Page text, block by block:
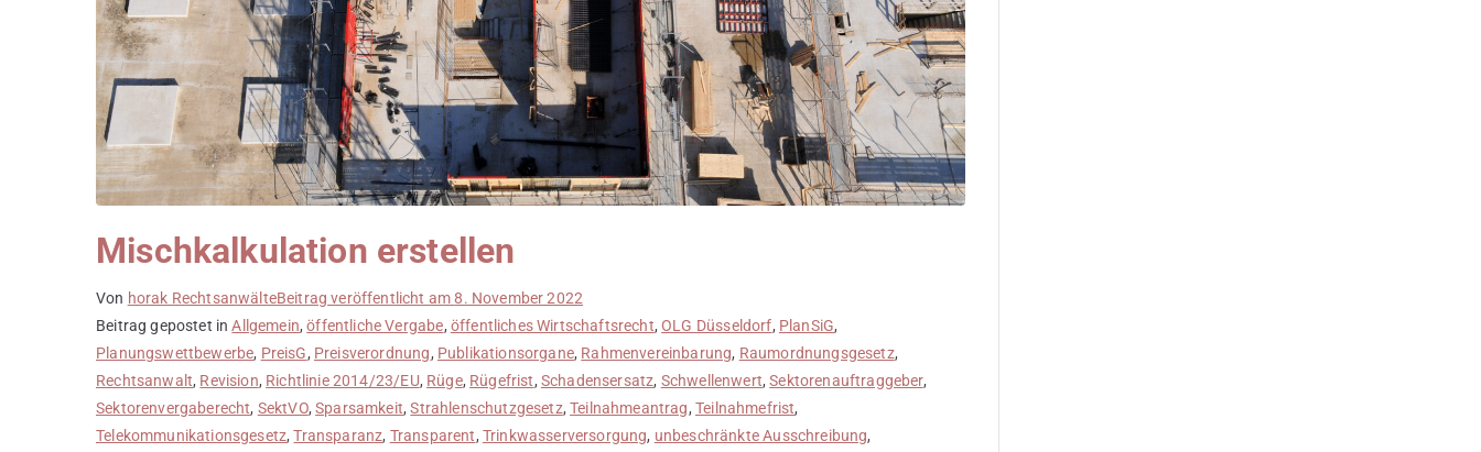
Mischkalkulation erstellen
Von horak RechtsanwälteBeitrag veröffentlicht am8. November 2022
Beitrag gepostet inAllgemein,öffentliche Vergabe, öffentliches Wirtschaftsrecht,OLG Düsseldorf, PlanSiG,
Planungswettbewerbe, PreisG, Preisverordnung, Publikationsorgane, Rahmenvereinbarung, Raumordnungsgesetz,
Rechtsanwalt, Revision, Richtlinie 2014/23/EU, Rüge, Rügefrist, Schadensersatz, Schwellenwert,Sektorenauftraggeber,
Sektorenvergaberecht, SektVO,Sparsamkeit,Strahlenschutzgesetz,Teilnahmeantrag, Teilnahmefrist,
Telekommunikationsgesetz,Transparanz, Transparent, Trinkwasserversorgung, unbeschränkte Ausschreibung,